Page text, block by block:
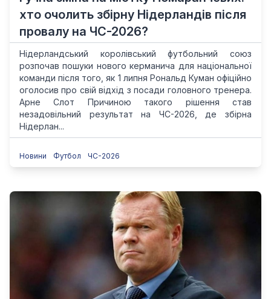
хто очолить збірну Нідерландів після
провалу на ЧС-2026?
Нідерландський королівський футбольний союз
розпочав пошуки нового керманича для національної
команди після того, як 1 липня Рональд Куман офіційно
оголосив про свій відхід з посади головного тренера.
Арне Слот Причиною такого рішення став
незадовільний результат на ЧС-2026, де збірна
Нідерлан...
Новини Футбол ЧС-2026